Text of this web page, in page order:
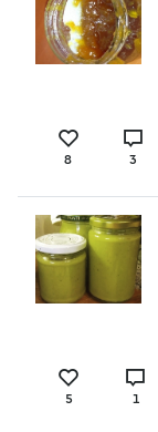
8 3
5 1